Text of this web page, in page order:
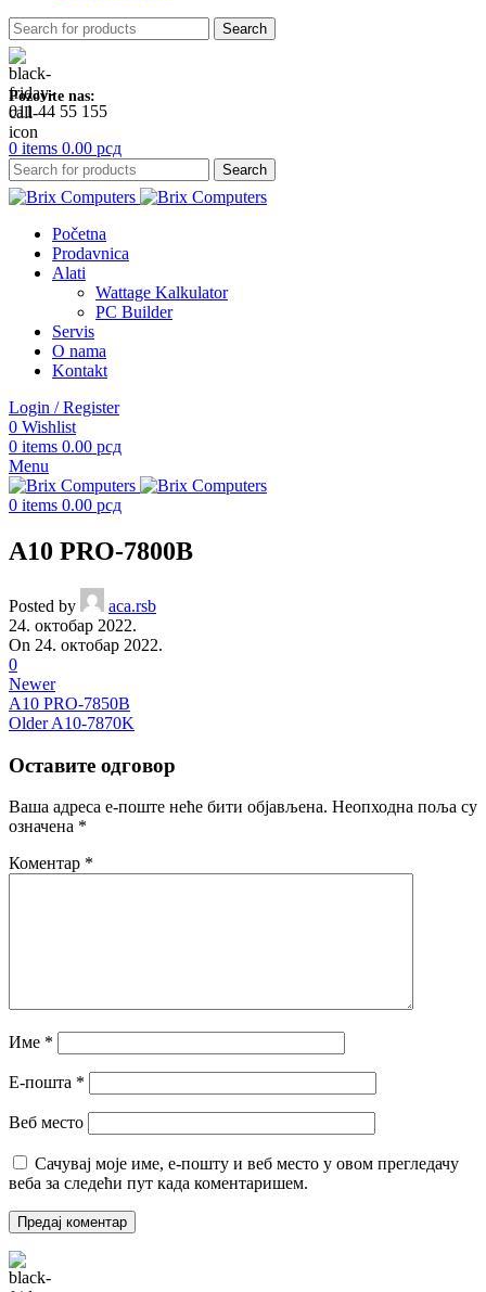
Search
Pozovite nas:
011 44 55 155
0 items 0.00 рсд
Search
Početna
Prodavnica
Alati
Wattage Kalkulator
PC Builder
Servis
O nama
Kontakt
Login / Register
0 Wishlist
0 items 0.00 рсд
Menu
0 items 0.00 рсд
A10 PRO-7800B
Posted by
aca.rsb
24. октобар 2022.
On 24. октобар 2022.
0
Newer
A10 PRO-7850B
Older A10-7870K
Оставите одговор
Ваша адреса е-поште неће бити објављена. Неопходна поља су
означена *
Коментар *
Име *
Е-пошта *
Веб место
Сачувај моје име, е-пошту и веб место у овом прегледачу
веба за следећи пут када коментаришем.